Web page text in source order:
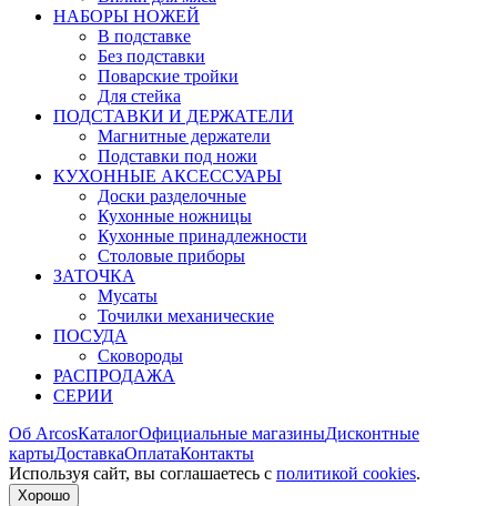
НАБОРЫ НОЖЕЙ
В подставке
Без подставки
Поварские тройки
Для стейка
ПОДСТАВКИ И ДЕРЖАТЕЛИ
Магнитные держатели
Подставки под ножи
КУХОННЫЕ АКСЕССУАРЫ
Доски разделочные
Кухонные ножницы
Кухонные принадлежности
Столовые приборы
ЗАТОЧКА
Мусаты
Точилки механические
ПОСУДА
Сковороды
РАСПРОДАЖА
СЕРИИ
Об ArcosКаталогОфициальные магазиныДисконтные
картыДоставкаОплатаКонтакты
Используя сайт, вы согла­шаетесь с политикой cookies.
Хорошо